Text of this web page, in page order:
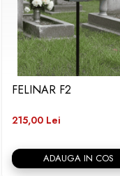
FELINAR F2
215,00 Lei
ADAUGA IN COS